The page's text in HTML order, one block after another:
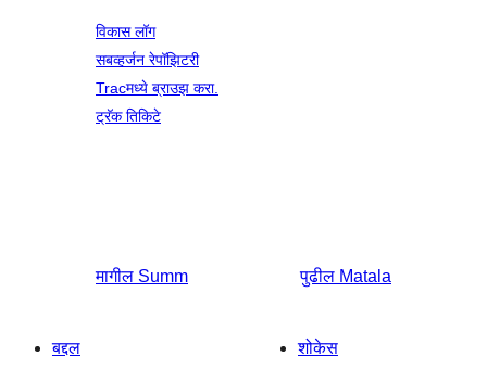
विकास लॉग
सबव्हर्जन रेपॉझिटरी
Tracमध्ये ब्राउझ करा.
ट्रॅक तिकिटे
मागील Summ पुढील Matala
बद्दल
शोकेस